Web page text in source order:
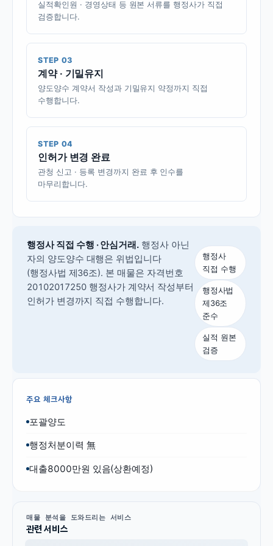
실적확인원 · 경영상태 등 원본 서류를 행정사가 직접
검증합니다.
STEP 03
계약 · 기밀유지
양도양수 계약서 작성과 기밀유지 약정까지 직접
수행합니다.
STEP 04
인허가 변경 완료
관청 신고 · 등록 변경까지 완료 후 인수를
마무리합니다.
행정사 직접 수행 · 안심거래. 행정사 아닌
자의 양도양수 대행은 위법입니다
(행정사법 제36조). 본 매물은 자격번호
20102017250 행정사가 계약서 작성부터
인허가 변경까지 직접 수행합니다.
행정사
직접 수행
행정사법
제36조
준수
실적 원본
검증
주요 체크사항
포괄양도
행정처분이력 無
대출8000만원 있음(상환예정)
매물 분석을 도와드리는 서비스
관련 서비스